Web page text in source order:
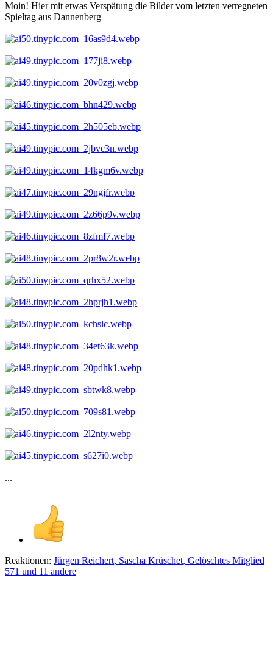
Moin! Hier mit etwas Verspätung die Bilder vom letzten verregneten
Spieltag aus Dannenberg
...
Reaktionen: Jürgen Reichert, Sascha Krüschet, Gelöschtes Mitglied
571 und 11 andere